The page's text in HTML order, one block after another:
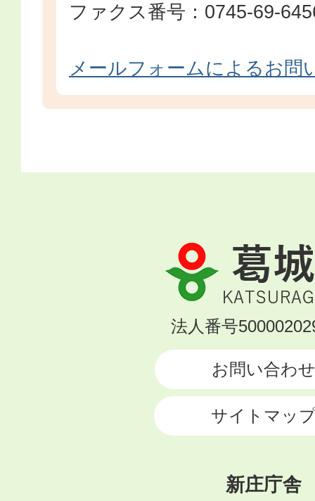
ファクス番号：0745-69-
メールフォームによるお問
葛
城
市
KATSURAGI
法人番号
お問い合わせ
サイトマッ
新庄庁舎